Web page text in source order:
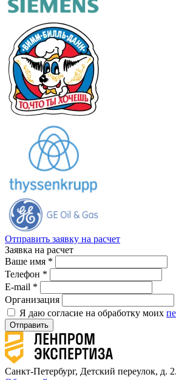
Отправить заявку на расчет
Заявка на расчет
Ваше имя *
Телефон *
E-mail *
Организация
Я даю согласие на обработку моих
Отправить
Санкт-Петербург, Детский переулок, д. 2.